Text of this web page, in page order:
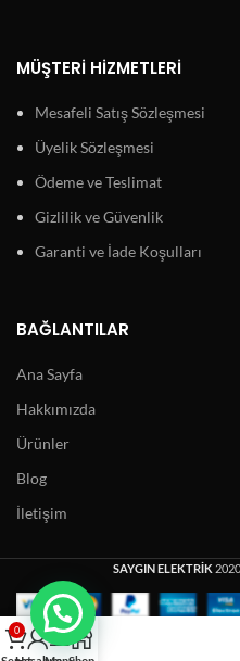
MÜŞTERI HIZMETLERI
Mesafeli Satış Sözleşmesi
Üyelik Sözleşmesi
Ödeme ve Teslimat
Gizlilik ve Güvenlik
Garanti ve İade Koşulları
BAĞLANTILAR
Ana Sayfa
Hakkımızda
Ürünler
Blog
İletişim
SAYGIN ELEKTRİK
0